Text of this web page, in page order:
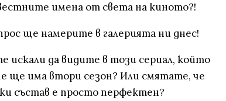
имена от света на киното?!
ще намерите в галерията ни днес!
искали да видите в този сериал, който
ще има втори сезон? Или смятате, че
състав е просто перфектен?